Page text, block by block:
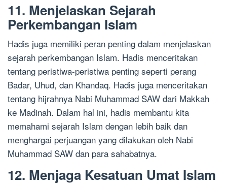
11. Menjelaskan Sejarah
Perkembangan Islam
Hadis juga memiliki peran penting dalam menjelaskan
sejarah perkembangan Islam. Hadis menceritakan
tentang peristiwa-peristiwa penting seperti perang
Badar, Uhud, dan Khandaq. Hadis juga menceritakan
tentang hijrahnya Nabi Muhammad SAW dari Makkah
ke Madinah. Dalam hal ini, hadis membantu kita
memahami sejarah Islam dengan lebih baik dan
menghargai perjuangan yang dilakukan oleh Nabi
Muhammad SAW dan para sahabatnya.
12. Menjaga Kesatuan Umat Islam